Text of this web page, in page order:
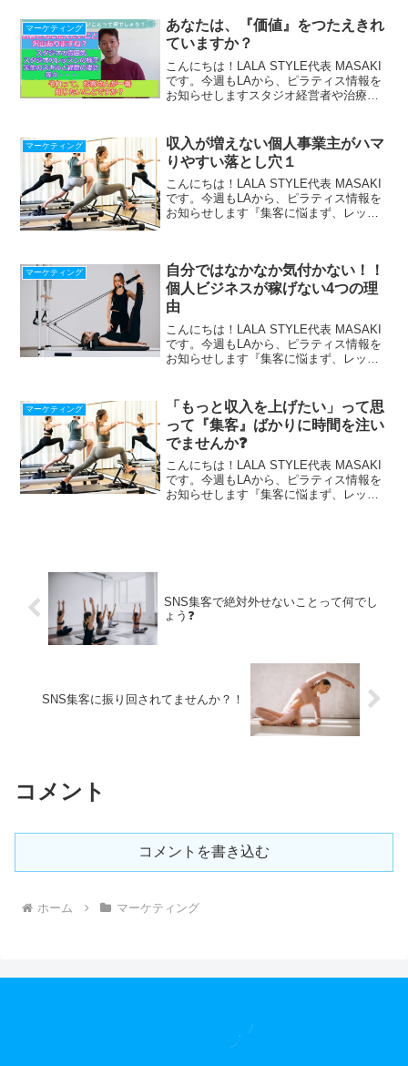
＾＾＾...
マーケティング
あなたは、『価値』をつたえきれ
ていますか？
こんにちは！LALA STYLE代表 MASAKI
です。今週もLAから、ピラティス情報を
お知らせしますスタジオ経営者や治療院
か？貴方のところに、ついつい来たくな
るようなき...
マーケティング
収入が増えない個人事業主がハマ
りやすい落とし穴１
こんにちは！LALA STYLE代表 MASAKI
です。今週もLAから、ピラティス情報を
お知らせします『集客に悩まず、レッス
マーケティング
自分ではなかなか気付かない！！
個人ビジネスが稼げない4つの理
由
こんにちは！LALA STYLE代表 MASAKI
です。今週もLAから、ピラティス情報を
お知らせします『集客に悩まず、レッス
28の動画マニュアル】贈呈⇩⇩ ピ...
マーケティング
「もっと収入を上げたい」って思
って『集客』ばかりに時間を注い
でませんか❓
こんにちは！LALA STYLE代表 MASAKI
です。今週もLAから、ピラティス情報を
お知らせします『集客に悩まず、レッス
SNS集客で絶対外せないことって何でし
ょう❓
SNS集客に振り回されてませんか？！
コメント
コメントを書き込む
ホーム マーケティング